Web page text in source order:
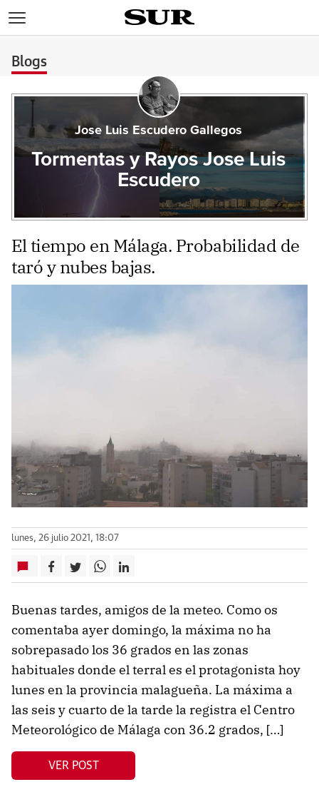
Blogs
Jose Luis Escudero Gallegos
Tormentas y Rayos Jose Luis
Escudero
El tiempo en Málaga. Probabilidad de
taró y nubes bajas.
lunes, 26 julio 2021, 18:07
Buenas tardes, amigos de la meteo. Como os
comentaba ayer domingo, la máxima no ha
sobrepasado los 36 grados en las zonas
habituales donde el terral es el protagonista hoy
lunes en la provincia malagueña. La máxima a
las seis y cuarto de la tarde la registra el Centro
Meteorológico de Málaga con 36.2 grados, […]
VER POST